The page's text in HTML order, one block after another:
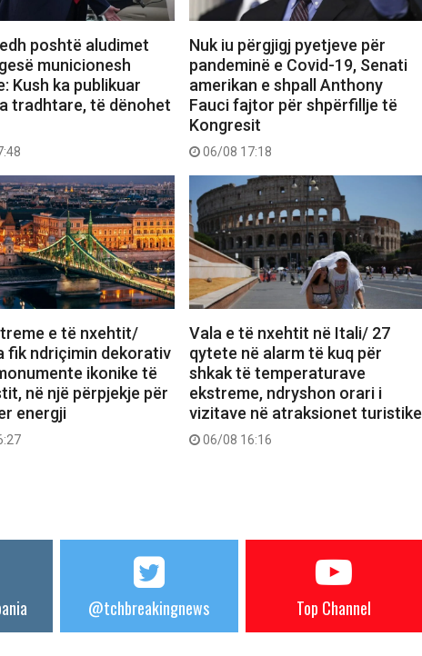
poshtë aludimet
municionesh
Kush ka publikuar
tradhtare, të dënohet
Nuk iu përgjigj pyetjeve për
pandeminë e Covid-19, Senati
amerikan e shpall Anthony
Fauci fajtor për shpërfillje të
Kongresit
06/08 17:18
e të nxehtit/
fik ndriçimin dekorativ
ikonike të
në një përpjekje për
energji
Vala e të nxehtit në Itali/ 27
qytete në alarm të kuq për
shkak të temperaturave
ekstreme, ndryshon orari i
vizitave në atraksionet turistike
06/08 16:16
@tchbreakingnews Top Channel